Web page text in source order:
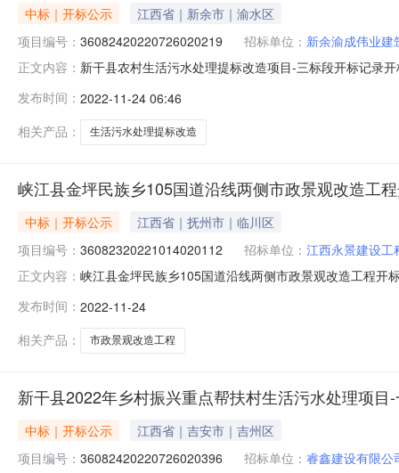
中标｜开标公示
江西省｜新余市｜渝水区
项目编号： 36082420220726020219 招标单位： 新余渝成伟业建
正文内容： 新干县农村生活污水处理提标改造项目-三标段开标记录
间:TueNov2216:34:30CST2022,投标人名称:江西省第六
发布时间： 2022-11-24 06:46
相关产品：
生活污水处理提标改造
峡江县金坪民族乡105国道沿线两侧市政景观改造工
中标｜开标公示
江西省｜抚州市｜临川区
项目编号： 36082320221014020112 招标单位： 江西永景建设工
正文内容： 峡江县金坪民族乡105国道沿线两侧市政景观改造工程
间:WedNov2309:06:52CST2022,投标人名称:江西吉耀
发布时间： 2022-11-24
相关产品：
市政景观改造工程
新干县2022年乡村振兴重点帮扶村生活污水处理项目
中标｜开标公示
江西省｜吉安市｜吉州区
项目编号： 36082420220726020396 招标单位： 睿鑫建设有限公